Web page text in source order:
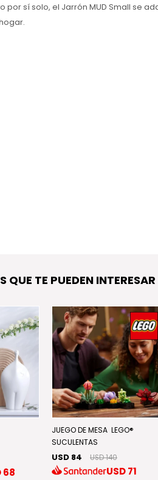
sí solo, el Jarrón MUD Small se
QUE TE PUEDEN INTERESAR
68
JUEGO DE MESA LEGO®
SUCULENTAS
USD 84 USD 140
USD71